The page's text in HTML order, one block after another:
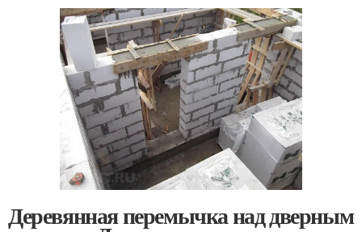
Деревянная перемычка над дверным